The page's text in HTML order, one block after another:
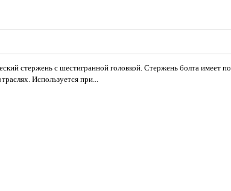
стержень с шестигранной головкой. Стержень болта имеет
Используется при...